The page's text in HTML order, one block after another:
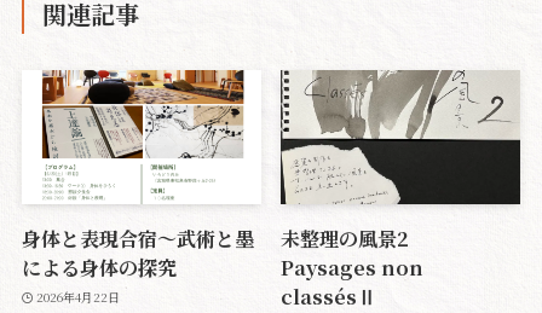
関連記事
身体と表現合宿〜武術と墨
による身体の探究
2026年4月22日
未整理の風景2
Paysages non
classésⅡ